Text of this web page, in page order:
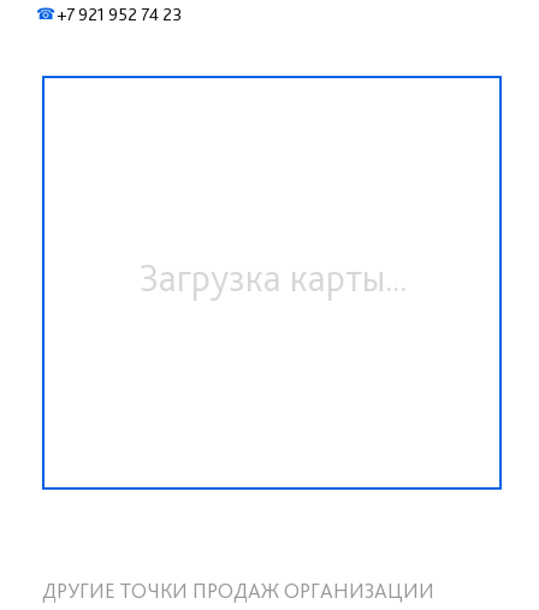
☎+7 921 952 74 23
Загрузка карты...
ДРУГИЕ ТОЧКИ ПРОДАЖ ОРГАНИЗАЦИИ